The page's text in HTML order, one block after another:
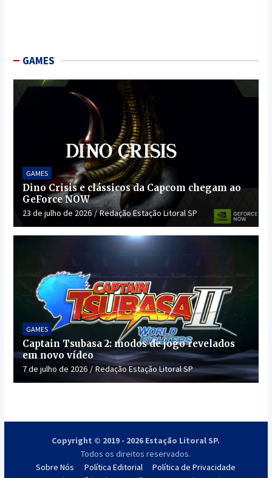
GAMES
GAMES
Dino Crisis e clássicos da Capcom chegam ao
GeForce NOW
23 de julho de 2026 Redação Estação Litoral SP
GAMES
Captain Tsubasa 2: modos de jogo revelados
em novo vídeo
7 de julho de 2026 Redação Estação Litoral SP
Copyright © 2019 - 2026 Estação Litoral SP.
Todos os direitos reservados.
Sobre Nós
Política Editorial
Política de Privacidade